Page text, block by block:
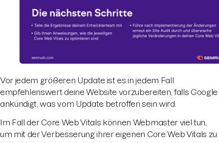
Vor jedem größeren Update ist es in jedem Fall
empfehlenswert deine Website vorzubereiten, falls Google
ankündigt, was vom Update betroffen sein wird.
Im Fall der Core Web Vitals können Webmaster viel tun,
um mit der Verbesserung ihrer eigenen Core Web Vitals zu